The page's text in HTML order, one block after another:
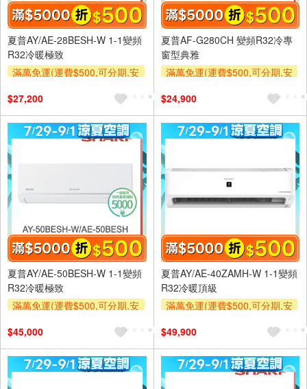
夏普AY/AE-28BESH-W 1-1變頻
R32冷暖極致
滿萬免運(運費$500,可分期,安
及使用6期以上分期0利率,需付
基本安裝運費)
滿額折$500
$27,200
夏普AF-G280CH 變頻R32冷專
窗型典雅
滿萬免運(運費$500,可分期,安
及使用6期以上分期0利率,需付
基本安裝運費)
滿額折$500
$24,900
夏普AY/AE-50BESH-W 1-1變頻
R32冷暖極致
滿萬免運(運費$500,可分期,安
及使用6期以上分期0利率,需付
基本安裝運費)
滿額折$500
$45,000
夏普AY/AE-40ZAMH-W 1-1變頻
R32冷暖頂級
滿萬免運(運費$500,可分期,安
及使用6期以上分期0利率,需付
基本安裝運費)
滿額折$500
$49,900